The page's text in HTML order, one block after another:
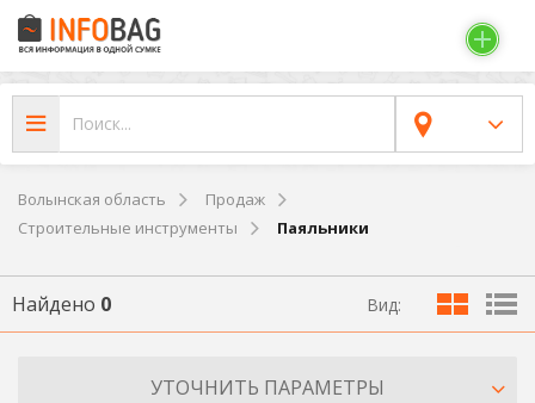
Волынская область
Продаж
Строительные инструменты
Паяльники
Найдено 0 Вид:
УТОЧНИТЬ ПАРАМЕТРЫ